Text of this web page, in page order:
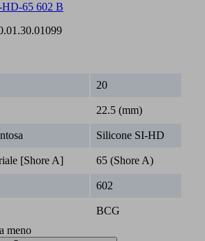
65 602 B
20
22.5 (mm)
Silicone SI-HD
[Shore A] 65 (Shore A)
602
BCG
meno